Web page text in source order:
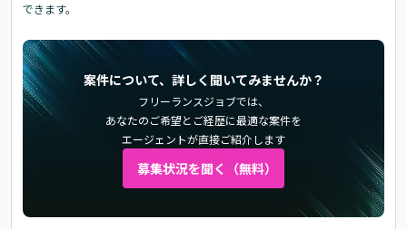
できます。
案件について、詳しく聞いてみませんか？
フリーランスジョブでは、
あなたのご希望とご経歴に最適な案件を
エージェントが直接ご紹介します
募集状況を聞く（無料）